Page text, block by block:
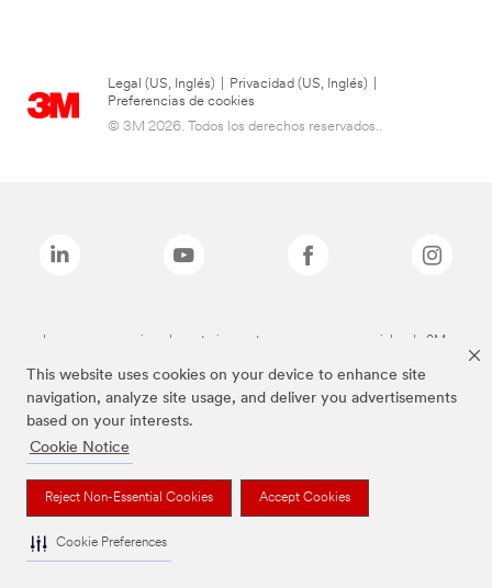
This website uses cookies on your device to enhance site
navigation, analyze site usage, and deliver you advertisements
based on your interests.
Cookie Notice
Reject Non-Essential Cookies Accept Cookies
Cookie Preferences
Legal (US, Inglés) Privacidad (US, Inglés)
Preferencias de cookies
© 3M 2026. Todos los derechos reservados..
Las marcas mencionadas anteriormente son marcas comerciales de 3M.